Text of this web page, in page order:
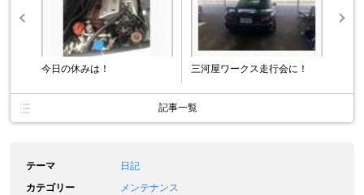
今日の休みは！ 三河屋ワークス走行会に！
記事一覧
テーマ
日記
カテゴリー
メンテナンス